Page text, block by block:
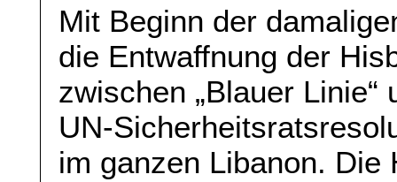
Mit Beginn der
die Entwaffnung der
zwischen „Blauer
UN-
im ganzen Libanon.